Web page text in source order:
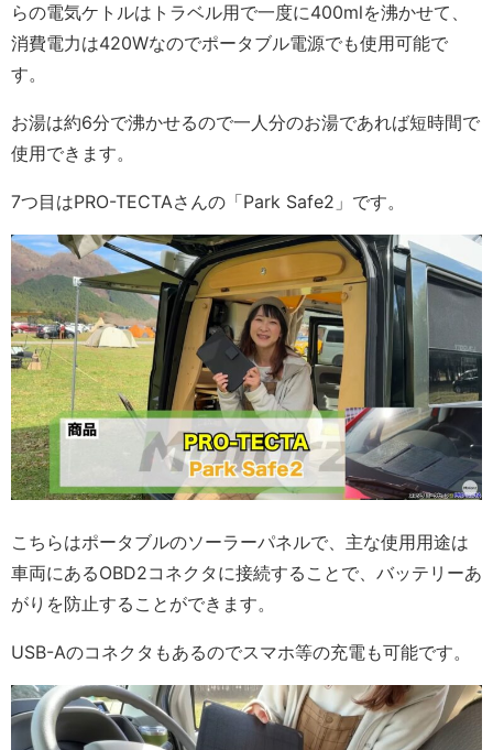
らの電気ケトルはトラベル用で一度に400mlを沸かせて、
消費電力は420Wなのでポータブル電源でも使用可能で
す。
お湯は約6分で沸かせるので一人分のお湯であれば短時間で
使用できます。
7つ目はPRO-TECTAさんの「Park Safe2」です。
こちらはポータブルのソーラーパネルで、主な使用用途は
車両にあるOBD2コネクタに接続することで、バッテリーあ
がりを防止することができます。
USB-Aのコネクタもあるのでスマホ等の充電も可能です。